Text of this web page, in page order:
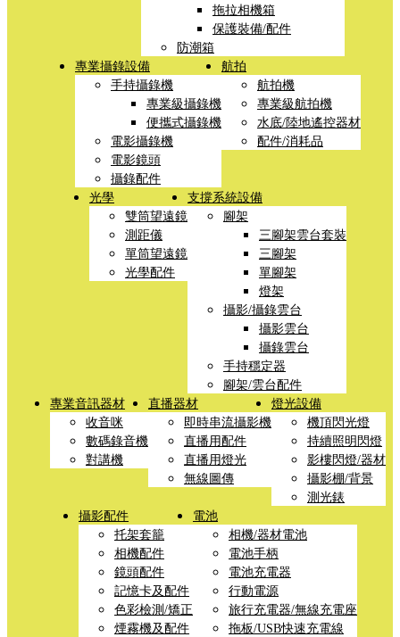
拖拉相機箱
保護裝備/配件
防潮箱
專業攝錄設備
手持攝錄機
專業級攝錄機
便攜式攝錄機
電影攝錄機
電影鏡頭
攝錄配件
航拍
航拍機
專業級航拍機
水底/陸地遙控器材
配件/消耗品
光學
雙筒望遠鏡
測距儀
單筒望遠鏡
光學配件
支撐系統設備
腳架
三腳架雲台套裝
三腳架
單腳架
燈架
攝影/攝錄雲台
攝影雲台
攝錄雲台
手持穩定器
腳架/雲台配件
專業音訊器材
收音咪
數碼錄音機
對講機
直播器材
即時串流攝影機
直播用配件
直播用燈光
無線圖傳
燈光設備
機頂閃光燈
持續照明閃燈
影樓閃燈/器材
攝影棚/背景
測光錶
攝影配件
托架套籠
相機配件
鏡頭配件
記憶卡及配件
色彩檢測/矯正
煙霧機及配件
電池
相機/器材電池
電池手柄
電池充電器
行動電源
旅行充電器/無線充電座
拖板/USB快速充電線